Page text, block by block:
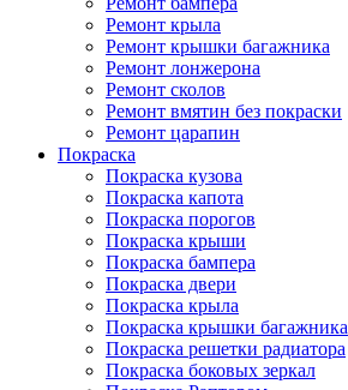
Ремонт крыла
Ремонт крышки багажника
Ремонт лонжерона
Ремонт сколов
Ремонт вмятин без покраски
Ремонт царапин
Покраска
Покраска кузова
Покраска капота
Покраска порогов
Покраска крыши
Покраска бампера
Покраска двери
Покраска крыла
Покраска крышки багажника
Покраска решетки радиатора
Покраска боковых зеркал